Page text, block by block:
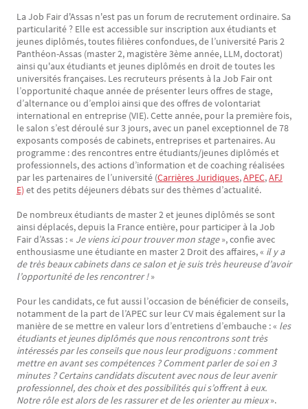
Texte
La Job Fair d'Assas n'est pas un forum de recrutement ordinaire. Sa
particularité ? Elle est accessible sur inscription aux étudiants et
jeunes diplômés, toutes filières confondues, de l’université Paris 2
Panthéon-Assas (master 2, magistère 3ème année, LLM, doctorat)
ainsi qu'aux étudiants et jeunes diplômés en droit de toutes les
universités françaises. Les recruteurs présents à la Job Fair ont
l’opportunité chaque année de présenter leurs offres de stage,
d’alternance ou d’emploi ainsi que des offres de volontariat
international en entreprise (VIE). Cette année, pour la première fois,
le salon s’est déroulé sur 3 jours, avec un panel exceptionnel de 78
exposants composés de cabinets, entreprises et partenaires. Au
programme : des rencontres entre étudiants/jeunes diplômés et
professionnels, des actions d’information et de coaching réalisées
par les partenaires de l’université (Carrières Juridiques,APEC,AFJ
E) et des petits déjeuners débats sur des thèmes d’actualité.
De nombreux étudiants de master 2 et jeunes diplômés se sont
ainsi déplacés, depuis la France entière, pour participer à la Job
Fair d’Assas : « Je viens ici pour trouver mon stage», confie avec
enthousiasme une étudiante en master 2 Droit des affaires, « il y a
de très beaux cabinets dans ce salon et je suis très heureuse d’avoir
l’opportunité de les rencontrer !»
Pour les candidats, ce fut aussi l’occasion de bénéficier de conseils,
notamment de la part de l’APEC sur leur CV mais également sur la
manière de se mettre en valeur lors d’entretiens d’embauche : « les
étudiants et jeunes diplômés que nous rencontrons sont très
intéressés par les conseils que nous leur prodiguons : comment
mettre en avant ses compétences ? Comment parler de soi en 3
minutes ? Certains candidats discutent avec nous de leur avenir
professionnel, des choix et des possibilités qui s’offrent à eux.
Notre rôle est alors de les rassurer et de les orienter au mieux».